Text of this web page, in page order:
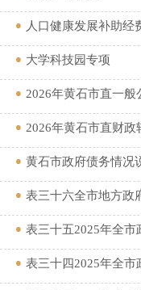
人口健康发展补助经
大学科技园专项
2026年黄石市直一般
2026年黄石市直财政
黄石市政府债务情况
表三十六全市地方政
表三十五2025年全
表三十四2025年全